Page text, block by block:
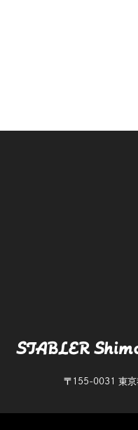
STABLER
〒155-0031 東